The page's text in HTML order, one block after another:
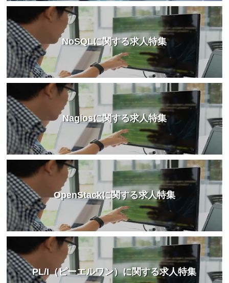
NoSQLに関する求人特集
Nagiosに関する求人特集
OpenStackに関する求人特集
PL/I（ピーエルワン）に関する求人特集